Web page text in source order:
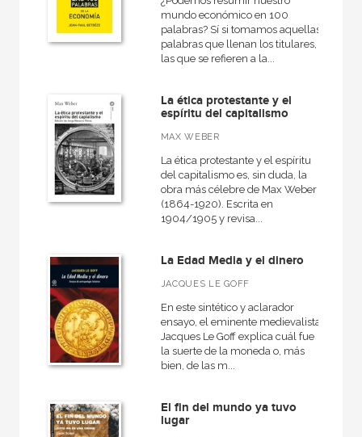
mundo económico en 100
palabras? Sí si tomamos aquellas
palabras que llenan los titulares,
las que se refieren a la...
La ética protestante y el
espíritu del capitalismo
MAX WEBER
La ética protestante y el espíritu
del capitalismo es, sin duda, la
obra más célebre de Max Weber
(1864-1920). Escrita en
1904/1905 y revisa...
La Edad Media y el dinero
JACQUES LE GOFF
En este sintético y aclarador
ensayo, el eminente medievalista
Jacques Le Goff explica cuál fue
la suerte de la moneda o, más
bien, de las m...
El fin del mundo ya tuvo
lugar